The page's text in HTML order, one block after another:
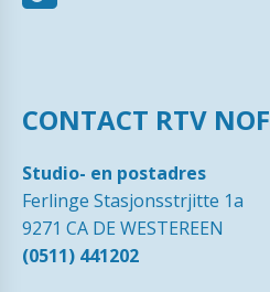
CONTACT RTV NOF
Studio- en postadres
Ferlinge Stasjonsstrjitte 1a
9271 CA DE WESTEREEN
(0511) 441202